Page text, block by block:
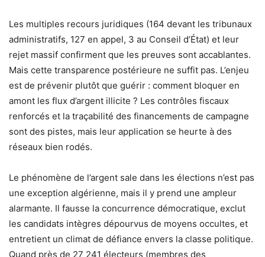
Les multiples recours juridiques (164 devant les tribunaux
administratifs, 127 en appel, 3 au Conseil d’État) et leur
rejet massif confirment que les preuves sont accablantes.
Mais cette transparence postérieure ne suffit pas. L’enjeu
est de prévenir plutôt que guérir : comment bloquer en
amont les flux d’argent illicite ? Les contrôles fiscaux
renforcés et la traçabilité des financements de campagne
sont des pistes, mais leur application se heurte à des
réseaux bien rodés.
Le phénomène de l’argent sale dans les élections n’est pas
une exception algérienne, mais il y prend une ampleur
alarmante. Il fausse la concurrence démocratique, exclut
les candidats intègres dépourvus de moyens occultes, et
entretient un climat de défiance envers la classe politique.
Quand près de 27 241 électeurs (membres des